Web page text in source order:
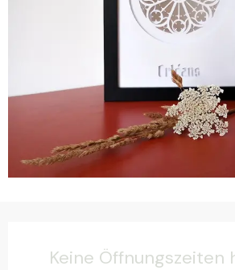
Keine Öffnungszeiten